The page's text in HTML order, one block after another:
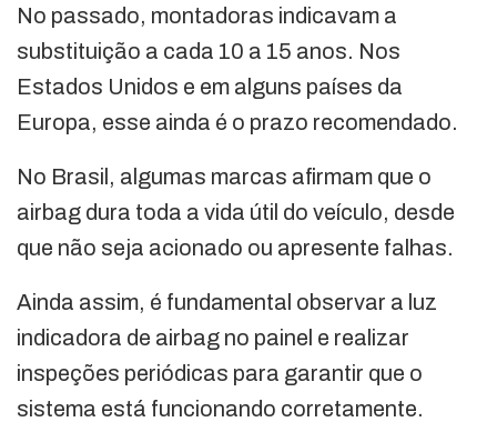
No passado, montadoras indicavam a
substituição a cada 10 a 15 anos. Nos
Estados Unidos e em alguns países da
Europa, esse ainda é o prazo recomendado.
No Brasil, algumas marcas afirmam que o
airbag dura toda a vida útil do veículo, desde
que não seja acionado ou apresente falhas.
Ainda assim, é fundamental observar a luz
indicadora de airbag no painel e realizar
inspeções periódicas para garantir que o
sistema está funcionando corretamente.